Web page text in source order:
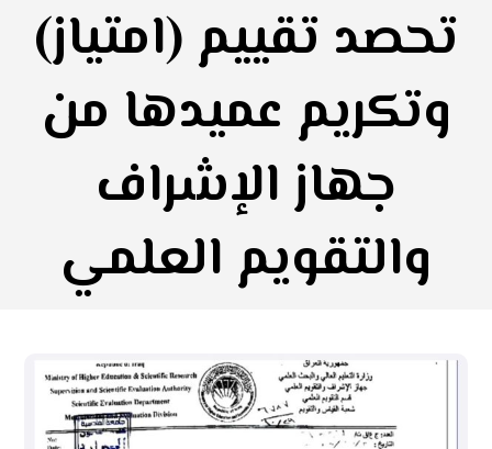
تحصد تقييم (امتياز)
وتكريم عميدها من
جهاز الإشراف
والتقويم العلمي